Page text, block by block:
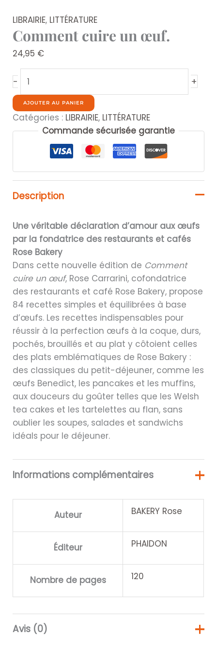
LIBRAIRIE, LITTÉRATURE
Comment cuire un œuf.
24,95 €
-
de
Comment
cuire
+
AJOUTER AU PANIER
Catégories : LIBRAIRIE, LITTÉRATURE
Commande sécurisée garantie
Description
Une véritable déclaration d’amour aux œufs
par la fondatrice des restaurants et cafés
Rose Bakery
Dans cette nouvelle édition de Comment
cuire un œuf, Rose Carrarini, cofondatrice
des restaurants et café Rose Bakery, propose
84 recettes simples et équilibrées à base
d’œufs. Les recettes indispensables pour
réussir à la perfection œufs à la coque, durs,
pochés, brouillés et au plat y côtoient celles
des plats emblématiques de Rose Bakery :
des classiques du petit-déjeuner, comme les
œufs Benedict, les pancakes et les muffins,
aux douceurs du goûter telles que les Welsh
tea cakes et les tartelettes au flan, sans
oublier les soupes, salades et sandwichs
idéals pour le déjeuner.
Informations complémentaires
Auteur BAKERY Rose
Éditeur PHAIDON
Nombre de pages 120
Avis (0)